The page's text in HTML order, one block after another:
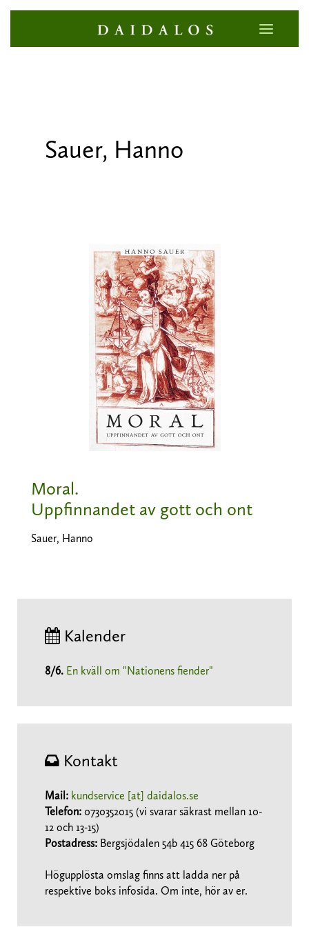
Sauer, Hanno
Moral.
Uppfinnandet av gott och ont
Sauer, Hanno
Kalender
8/6. En kväll om "Nationens fiender"
Kontakt
Mail: kundservice [at] daidalos.se
Telefon: 0730352015 (vi svarar säkrast mellan 10-
12 och 13-15)
Postadress: Bergsjödalen 54b 415 68 Göteborg
Högupplösta omslag finns att ladda ner på
respektive boks infosida. Om inte, hör av er.